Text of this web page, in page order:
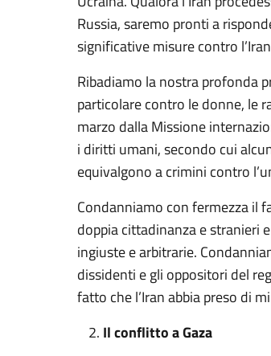
Russia, saremo pronti a
significative misure contro
Ribadiamo la nostra profonda
particolare contro le donne, le
marzo dalla Missione
i diritti umani, secondo cui
equivalgono a crimini contro
Condanniamo con fermezza il
doppia cittadinanza e stranieri
ingiuste e arbitrarie.
dissidenti e gli oppositori del
fatto che l’Iran abbia preso di
Il conflitto a Gaza